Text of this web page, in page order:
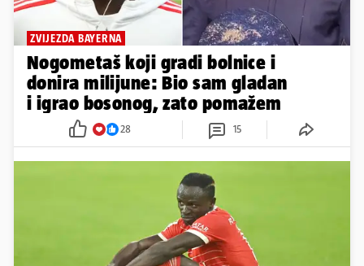
ZVIJEZDA BAYERNA
Nogometaš koji gradi bolnice i
donira milijune: Bio sam gladan
i igrao bosonog, zato pomažem
28 15